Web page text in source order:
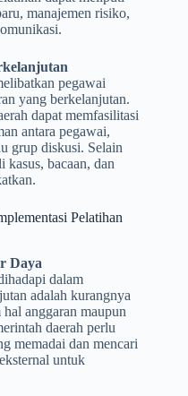
manajemen risiko,
pegawai
yang berkelanjutan.
dapat memfasilitasi
antara pegawai,
grup diskusi. Selain
kasus, bacaan, dan
Pelatihan
Daya
dalam
adalah kurangnya
anggaran maupun
daerah perlu
memadai dan mencari
untuk